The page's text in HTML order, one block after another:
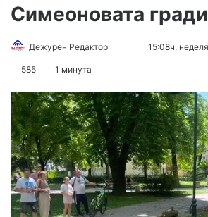
Симеоновата
Дежурен Редактор
Send15:08ч,
585 1 минута